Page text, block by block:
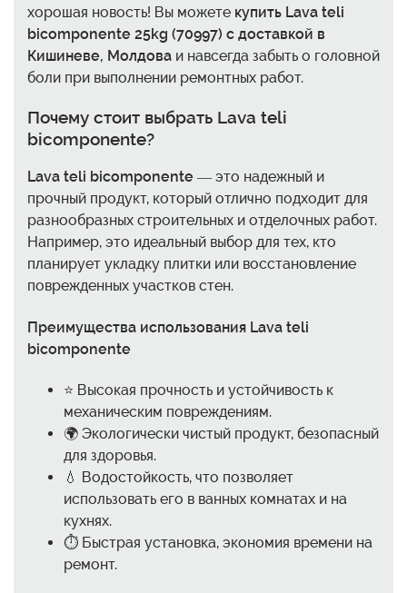
хорошая новость! Вы можете купить Lava teli
bicomponente 25kg (70997) с доставкой в
Кишиневе, Молдова и навсегда забыть о головной
боли при выполнении ремонтных работ.
Почему стоит выбрать Lava teli
bicomponente?
Lava teli bicomponente — это надежный и
прочный продукт, который отлично подходит для
разнообразных строительных и отделочных работ.
Например, это идеальный выбор для тех, кто
планирует укладку плитки или восстановление
поврежденных участков стен.
Преимущества использования Lava teli
bicomponente
⭐ Высокая прочность и устойчивость к
механическим повреждениям.
🌍 Экологически чистый продукт, безопасный
для здоровья.
💧 Водостойкость, что позволяет
использовать его в ванных комнатах и на
кухнях.
⏱️ Быстрая установка, экономия времени на
ремонт.